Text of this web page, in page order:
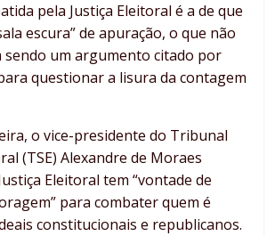
pela Justiça Eleitoral é a de que
escura” de apuração, o que não
sendo um argumento citado por
questionar a lisura da contagem
o vice-presidente do Tribunal
(TSE) Alexandre de Moraes
Eleitoral tem “vontade de
para combater quem é
constitucionais e republicanos.